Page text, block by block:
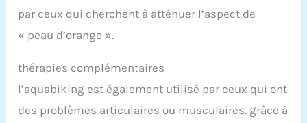
par ceux qui cherchent à atténuer l’aspect de
« peau d’orange ».
thérapies complémentaires
l’aquabiking est également utilisé par ceux qui ont
des problèmes articulaires ou musculaires. grâce à